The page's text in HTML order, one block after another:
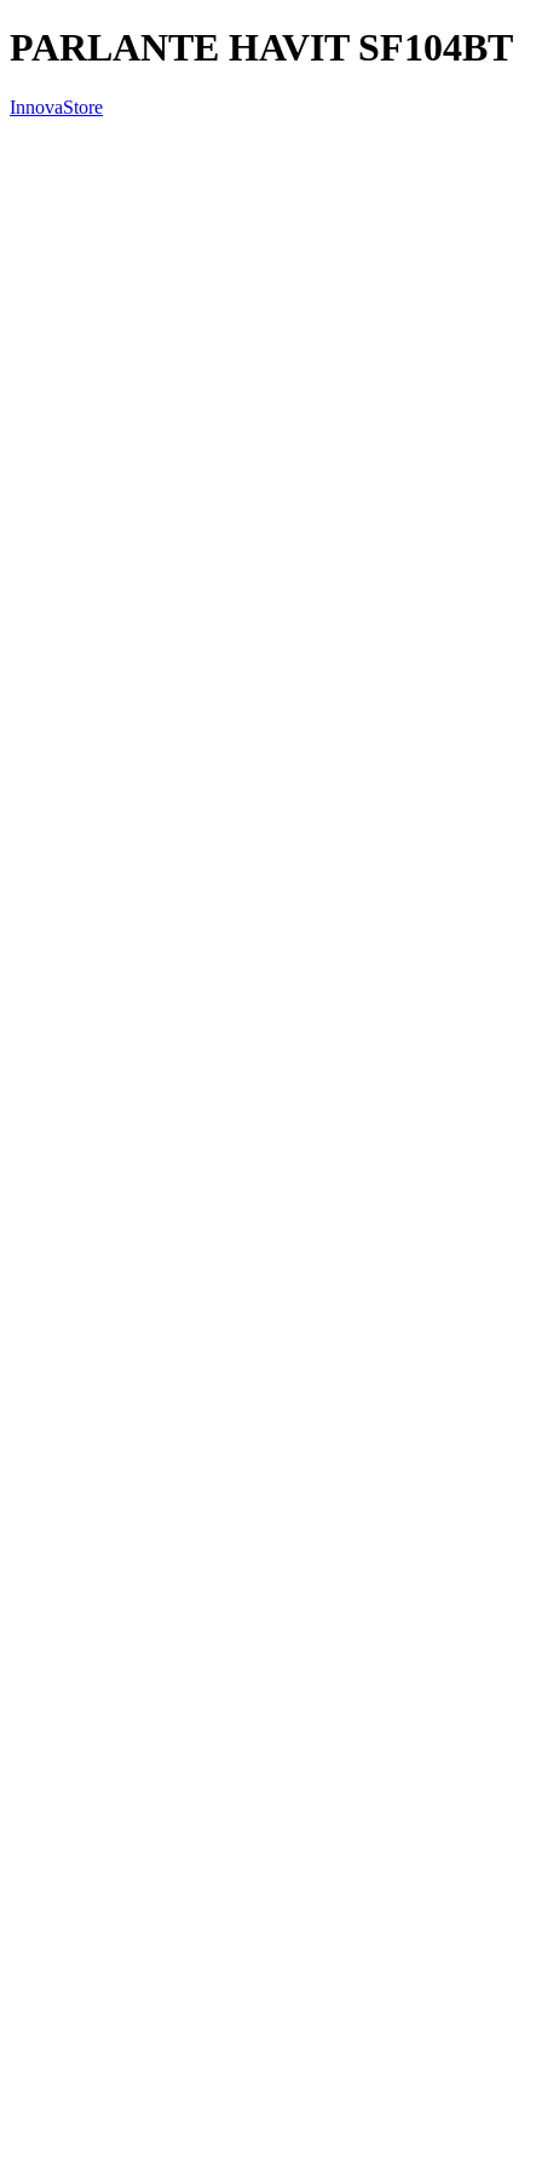
PARLANTE HAVIT SF104BT
InnovaStore